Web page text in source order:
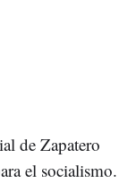
de Zapatero
el socialismo.